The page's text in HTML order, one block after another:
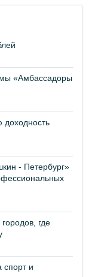
«Амбассадоры
доходность
- Петербург»
где
спорт и